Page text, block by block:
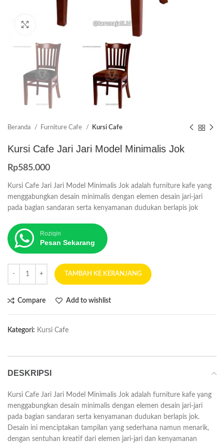
Click to enlarge
Beranda Furniture Cafe Kursi Cafe
Kursi Cafe Jari Jari Model Minimalis Jok
Rp585.000
Kursi Cafe Jari Jari Model Minimalis Jok adalah furniture kafe yang
menggabungkan desain minimalis dengan elemen desain jari-jari
pada bagian sandaran serta kenyamanan dudukan berlapis jok
Roziqin
Pesan Sekarang
TAMBAH KE KERANJANG
Compare Add to wishlist
Kategori: Kursi Cafe
DESKRIPSI
Kursi Cafe Jari Jari Model Minimalis Jok adalah furniture kafe yang
menggabungkan desain minimalis dengan elemen desain jari-jari
pada bagian sandaran serta kenyamanan dudukan berlapis jok.
Desain ini menciptakan tampilan yang sederhana namun menarik,
dengan sentuhan kreatif dari elemen jari-jari dan kenyamanan